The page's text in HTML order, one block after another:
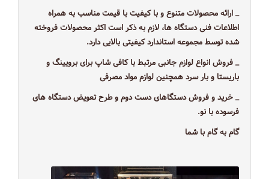
_ ارائه محصولات متنوع و با کیفیت با قیمت مناسب به همراه
اطلاعات فنی دستگاه ها، لازم به ذکر است اکثر محصولات فروخته
شده توسط مجموعه استاندارد کیفیتی بالایی دارد.
_ فروش انواع لوازم جانبی مرتبط با کافی شاپ برای برویینگ و
باریستا و بار سرد همچنین لوازم مواد مصرفی
_ خرید و فروش دستگاهای دست دوم و طرح تعویض دستگاه های
فرسوده با نو.
گام به گام با شما